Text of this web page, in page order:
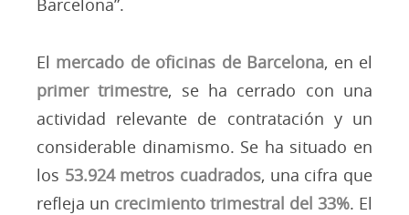
Barcelona”.
El mercado de oficinas de Barcelona, en el
primer trimestre, se ha cerrado con una
actividad relevante de contratación y un
considerable dinamismo. Se ha situado en
los 53.924 metros cuadrados, una cifra que
refleja un crecimiento trimestral del 33%. El